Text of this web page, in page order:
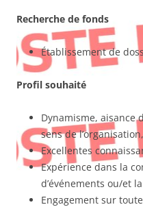
Recherche de fonds
Établissement de
Profil souhaité
Dynamisme, aisance
sens de
Excellentes
Expérience dans la
d’événements ou/et
Engagement sur